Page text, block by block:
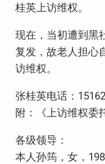
桂英上访维权。
现在，当初遭到黑
复发，故老人担心
访维权。
张桂英电话：
附：《上访维权委
各级领导：
本人孙筠，女，